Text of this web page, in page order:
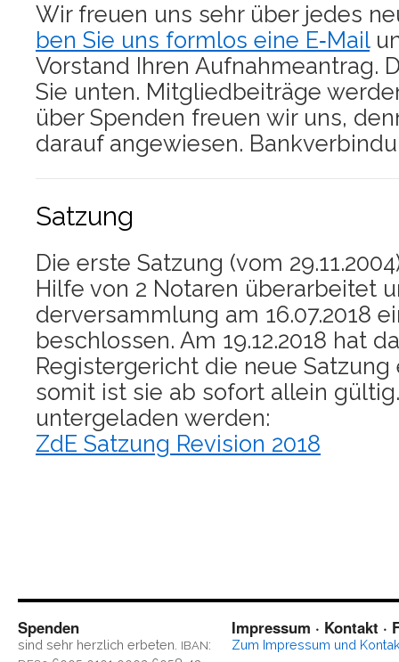
Wir freu­en uns sehr über jedes
ben Sie uns form­los eine E‑Mail
Vor­stand Ihren Auf­nah­me­an­trag.
Sie unten. Mit­glied­bei­trä­ge
über Spen­den freu­en wir uns,
dar­auf ange­wie­sen.
Satzung
Die ers­te Sat­zung (vom
Hil­fe von 2 Nota­ren über­ar­bei­tet
der­ver­samm­lung am 16.07.2018
beschlos­sen. Am 19.12.2018 hat
Regis­ter­ge­richt die neue
somit ist sie ab sofort allein
un­ter­ge­la­den werden:
ZdE Sat­zung Revi­si­on 2018
Spenden
sind sehr herz­lich erbe­ten. IBAN:
Impressum · Kontakt ·
Zum Impres­sum und